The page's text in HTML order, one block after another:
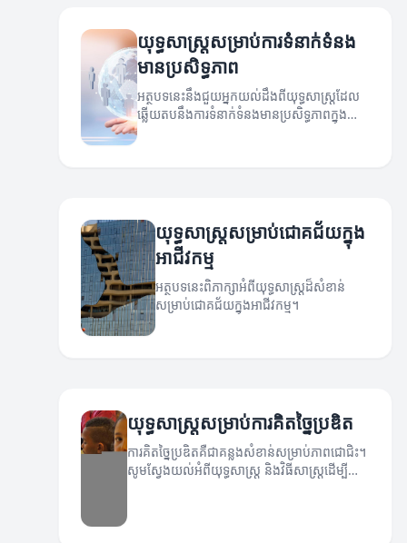
យុទ្ធសាស្ត្រសម្រាប់ការទំនាក់ទំនង
មានប្រសិទ្ធភាព
អត្ថបទនេះនឹងជួយអ្នកយល់ដឹងពីយុទ្ធសាស្ត្រដែល
ឆ្លើយតបនឹងការទំនាក់ទំនងមានប្រសិទ្ធភាពក្នុង
អាជីវកម្ម។
យុទ្ធសាស្ត្រសម្រាប់ជោគជ័យក្នុង
អាជីវកម្ម
អត្ថបទនេះពិភាក្សាអំពីយុទ្ធសាស្ត្រដ៏សំខាន់
សម្រាប់ជោគជ័យក្នុងអាជីវកម្ម។
យុទ្ធសាស្ត្រសម្រាប់ការគិតច្នៃប្រឌិត
ការគិតច្នៃប្រឌិតគឺជាគន្លងសំខាន់សម្រាប់ភាពជោជិះ។
សូមស្វែងយល់អំពីយុទ្ធសាស្ត្រ និងវិធីសាស្ត្រដើម្បី